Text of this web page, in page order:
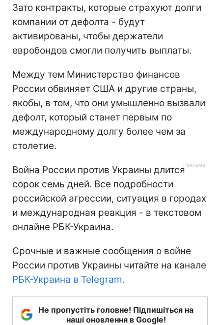
Зато контракты, которые страхуют долги
компании от дефолта - будут
активированы, чтобы держатели
евробондов смогли получить выплаты.
Между тем Министерство финансов
России обвиняет США и другие страны,
якобы, в том, что они умышленно вызвали
дефолт, который станет первым по
международному долгу более чем за
столетие.
Война России против Украины длится
сорок семь дней. Все подробности
российской агрессии, ситуация в городах
и международная реакция - в текстовом
онлайне РБК-Украина.
Срочные и важные сообщения о войне
России против Украины читайте на канале
РБК-Украина в Telegram.
Не пропустіть головне! Підпишіться на
наші оновлення в Google!